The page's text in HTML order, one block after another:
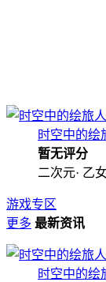
时空中的绘
暂无评分
二次元· 乙
游戏专区
更多 最新资讯
时空中的绘